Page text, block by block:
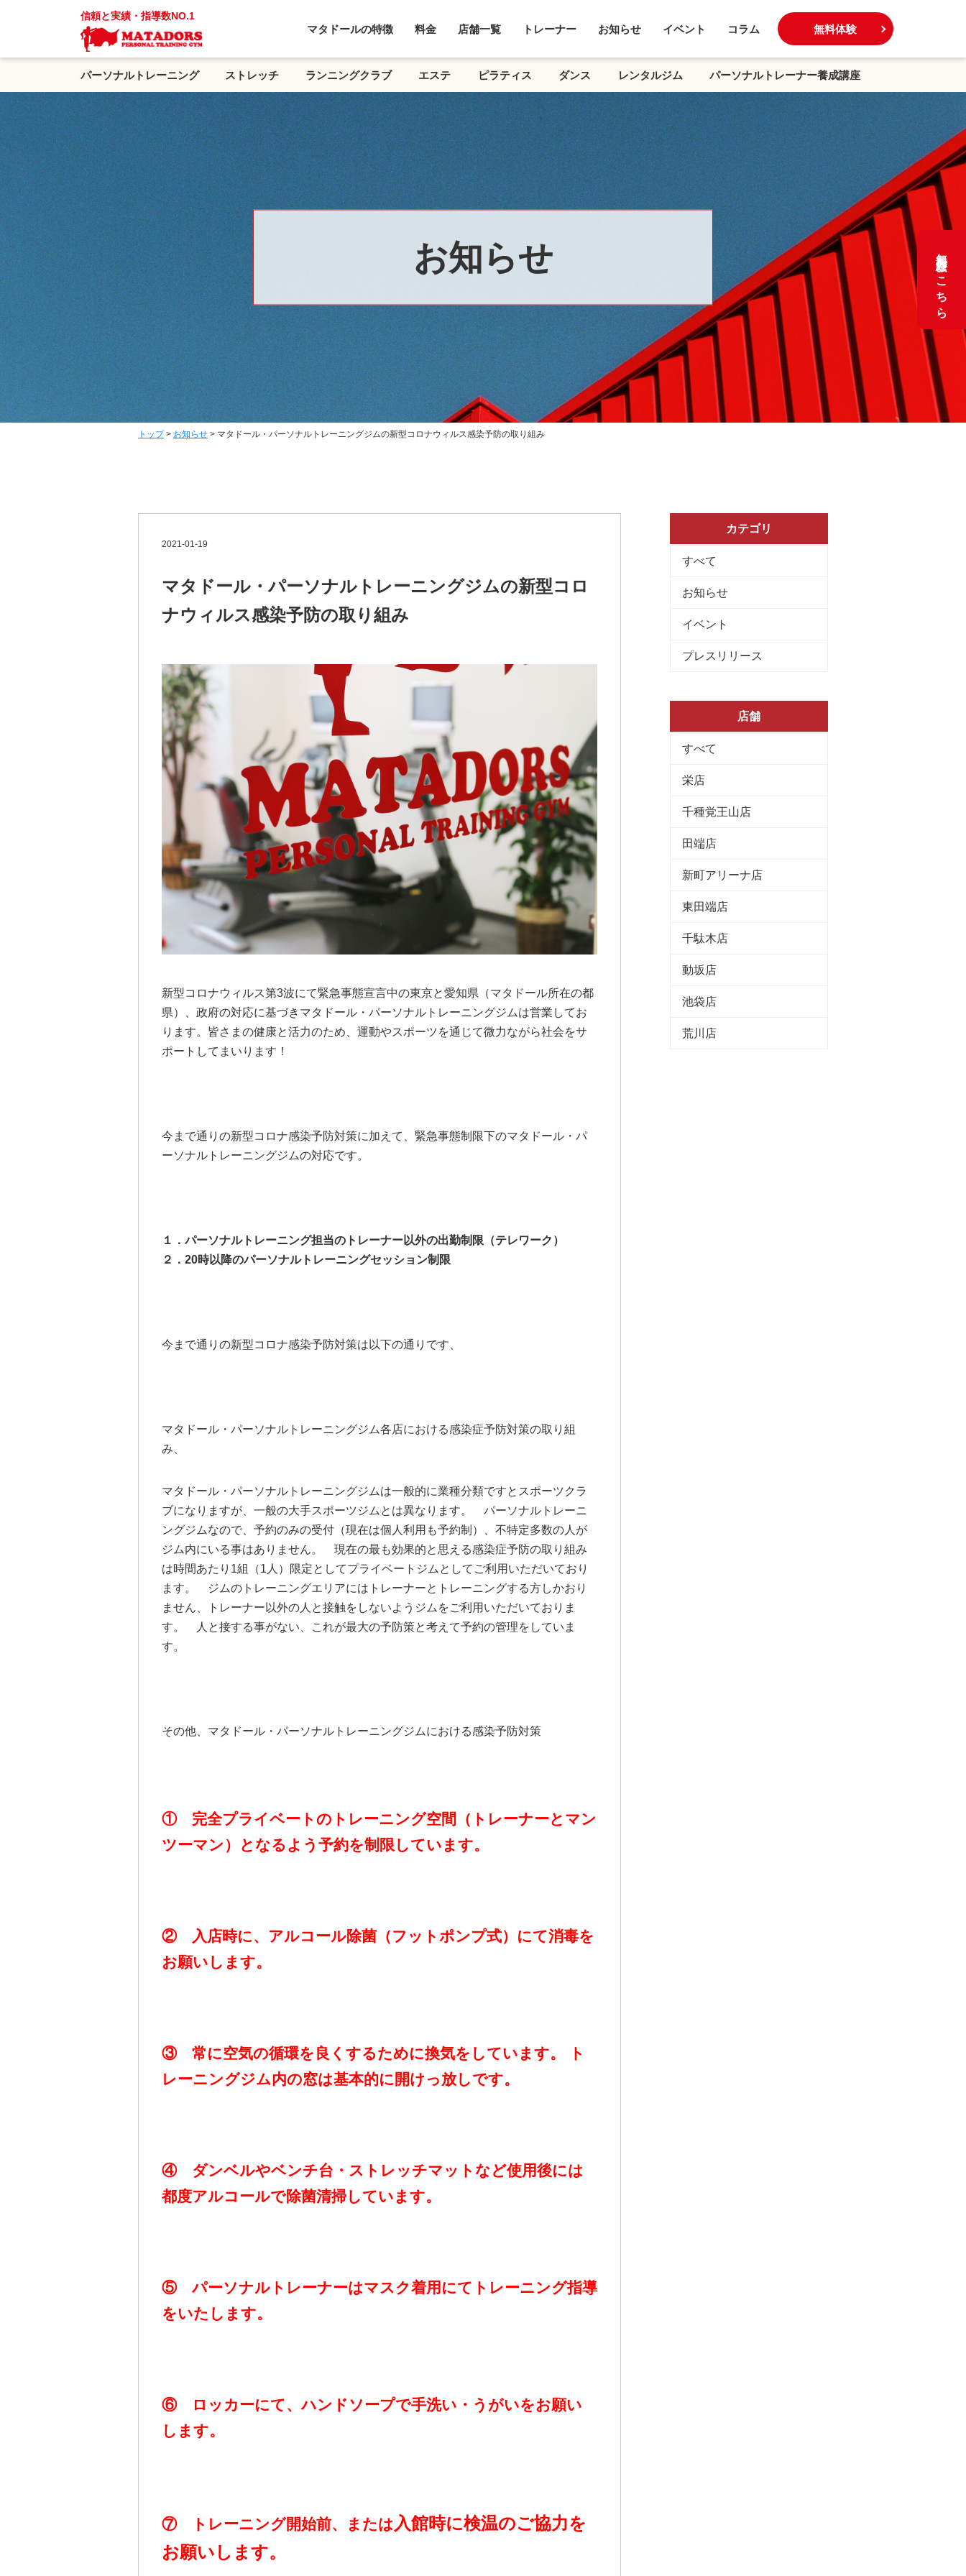
信頼と実績・指導数NO.1
マタドールの特徴 料金 店舗一覧 トレーナー お知らせ イベント コラム 無料体験
パーソナルトレーニング ストレッチ ランニングクラブ エステ ピラティス ダンス レンタルジム パーソナルトレーナー養成講座
無料体験はこちら
お知らせ
トップ> お知らせ > マタドール・パーソナルトレーニングジムの新型コロナウィルス感染予防の取り組み
2021-01-19
マタドール・パーソナルトレーニングジムの新型コロ
ナウィルス感染予防の取り組み
新型コロナウィルス第3波にて緊急事態宣言中の東京と愛知県（マタドール所在の都
県）、政府の対応に基づきマタドール・パーソナルトレーニングジムは営業してお
ります。皆さまの健康と活力のため、運動やスポーツを通じて微力ながら社会をサ
ポートしてまいります！
今まで通りの新型コロナ感染予防対策に加えて、緊急事態制限下のマタドール・パ
ーソナルトレーニングジムの対応です。
１．パーソナルトレーニング担当のトレーナー以外の出勤制限（テレワーク）
２．20時以降のパーソナルトレーニングセッション制限
今まで通りの新型コロナ感染予防対策は以下の通りです、
マタドール・パーソナルトレーニングジム各店における感染症予防対策の取り組
み、
マタドール・パーソナルトレーニングジムは一般的に業種分類ですとスポーツクラ
ブになりますが、一般の大手スポーツジムとは異なります。 パーソナルトレーニ
ングジムなので、予約のみの受付（現在は個人利用も予約制）、不特定多数の人が
ジム内にいる事はありません。 現在の最も効果的と思える感染症予防の取り組み
は時間あたり1組（1人）限定としてプライベートジムとしてご利用いただいており
ます。 ジムのトレーニングエリアにはトレーナーとトレーニングする方しかおり
ません、トレーナー以外の人と接触をしないようジムをご利用いただいておりま
す。 人と接する事がない、これが最大の予防策と考えて予約の管理をしていま
す。
その他、マタドール・パーソナルトレーニングジムにおける感染予防対策
① 完全プライベートのトレーニング空間（トレーナーとマン
ツーマン）となるよう予約を制限しています。
② 入店時に、アルコール除菌（フットポンプ式）にて消毒を
お願いします。
③ 常に空気の循環を良くするために換気をしています。 ト
レーニングジム内の窓は基本的に開けっ放しです。
④ ダンベルやベンチ台・ストレッチマットなど使用後には
都度アルコールで除菌清掃しています。
⑤ パーソナルトレーナーはマスク着用にてトレーニング指導
をいたします。
⑥ ロッカーにて、ハンドソープで手洗い・うがいをお願い
します。
⑦ トレーニング開始前、または入館時に検温のご協力を
お願いします。
カテゴリ
すべて
お知らせ
イベント
プレスリリース
店舗
すべて
栄店
千種覚王山店
田端店
新町アリーナ店
東田端店
千駄木店
動坂店
池袋店
荒川店